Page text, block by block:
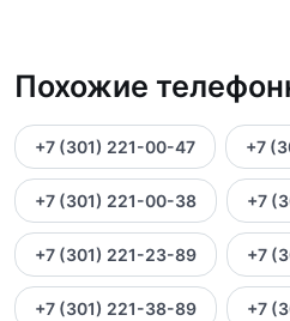
Похожие
+7 (301) 221-00-47 +7
+7 (301) 221-00-38 +7
+7 (301) 221-23-89 +7
+7 (301) 221-38-89 +7